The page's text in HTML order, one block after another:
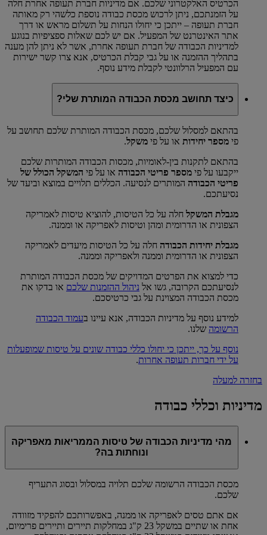
הכרטיס האלקטרוני שלכם. אם מדיניות חברת תעופה אחרת חלה
על הזמנתכם, ניתן לרכוש מכסת כבודה נוספת כלשהי רק מאותה
חברת תעופה – ייתכן כי יחולו הנחות על תשלום מראש או דרך
אתר האינטרנט של המפעיל. אם יש לכם שאלות ספציפיות בנוגע
למדיניות הכבודה של חברת תעופה אחרת, אשר לא ניתן להן מענה
בתהליך ההזמנה או על גבי קבלת הכרטיס, אנא צרו קשר ישירות
עם המפעיל הרלוונטי לקבלת מידע נוסף.
כיצד תחושב מכסת הכבודה המותרת שלי?
בהתאם למסלול שלכם, מכסת הכבודה המותרת שלכם תחושב על
פי מספר יחידות או על פי משקל.
בהתאם לתקנות בין-לאומיות, מכסות הכבודה המותרות שלכם
ייקבעו על פי מספר פריטי הכבודה או על פי המשקל הכולל של
פריטי הכבודה המותרים לנסיעה. הכללים תלויים במוצא וביעד של
נסיעתכם.
מגבלת המשקל חלה על כל הטיסות, להוציא טיסות לאמריקה
הצפונית או הדרומית ומהן וטיסות לאפריקה או וממנה.
מגבלת יחידות הכבודה חלה על כל הטיסות מיעדים לאמריקה
הצפונית או הדרומית וממנה ולאפריקה וממנה.
כדי למצוא את הפרטים המדויקים של מכסת הכבודה המותרת
לנסיעתכם הקרובה, גשו אל ניהול ההזמנות שלכם או בדקו את
מכסת הכבודה המצוינת על גבי כרטיסכם.
למידע נוסף על מדיניות הכבודה, אנא עיינו בעמוד הכבודה
הרשומה שלנו.
נוסף על כך, ייתכן כי יחולו כללי כבודה שונים על טיסות שמופעלות
על ידי חברות תעופה אחרות.
בחזרה למעלה
מדיניות וכללי כבודה
מהי מדיניות הכבודה של טיסות הממריאות מאפריקה
ונוחתות בה?
מכסת הכבודה הרשומה שלכם תלויה במסלול ובסוג התעריף
שלכם.
אם אתם טסים לאפריקה או ממנה, באפשרותכם להפקיד מזוודה
אחת או שתיים במשקל 23 ק"ג במחלקות תיירים ותיירים פרימיום,